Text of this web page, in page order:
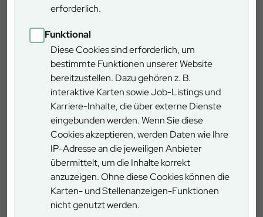
erforderlich.
Funktional
Diese Cookies sind erforderlich, um
bestimmte Funktionen unserer Website
bereitzustellen. Dazu gehören z. B.
interaktive Karten sowie Job-Listings und
Karriere-Inhalte, die über externe Dienste
eingebunden werden. Wenn Sie diese
Cookies akzeptieren, werden Daten wie Ihre
IP-Adresse an die jeweiligen Anbieter
übermittelt, um die Inhalte korrekt
anzuzeigen. Ohne diese Cookies können die
Karten- und Stellenanzeigen-Funktionen
nicht genutzt werden.
unverbindliche Anfrage, die lediglich
Ausflugstipps und
Denkmäler
Der Dreisessel